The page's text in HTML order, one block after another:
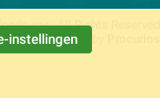
vzw. All Rights Reserved
Powered by
instellingen